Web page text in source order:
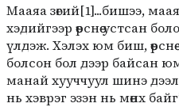
Мааяа зөгий[1]...бишээ,
хэдийгээр өөрснөө устсан
үлдэж. Хэлэх юм биш,
болсон бол дээр байсан
манай хууччуул шинэ
нь хэврэг эзэн нь мөнх